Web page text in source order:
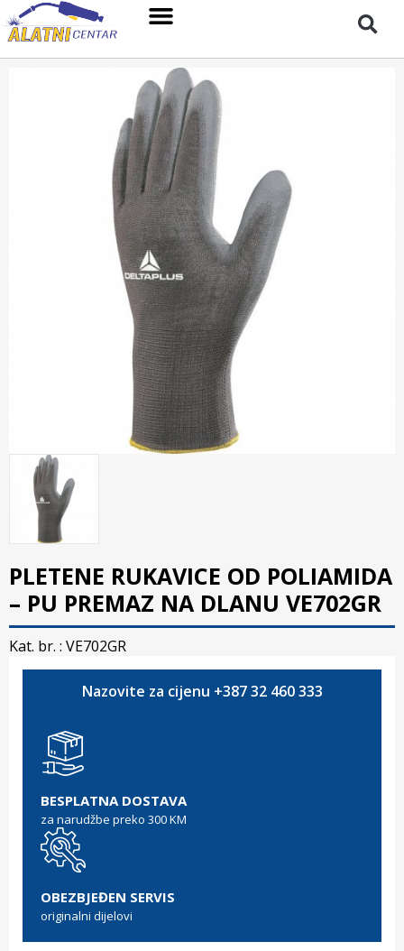
PLETENE RUKAVICE OD POLIAMIDA
– PU PREMAZ NA DLANU VE702GR
Kat. br. : VE702GR
Nazovite za cijenu +387 32 460 333
BESPLATNA DOSTAVA
za narudžbe preko 300 KM
OBEZBJEĐEN SERVIS
originalni dijelovi